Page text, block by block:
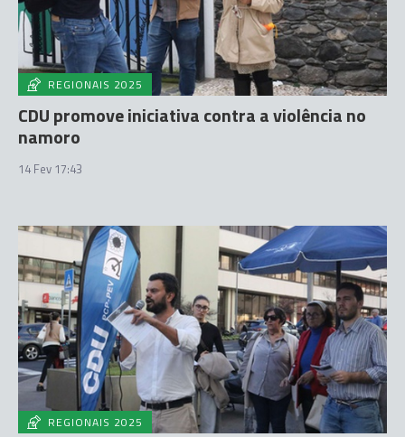
REGIONAIS 2025
CDU promove iniciativa contra a violência no
namoro
14 Fev 17:43
REGIONAIS 2025